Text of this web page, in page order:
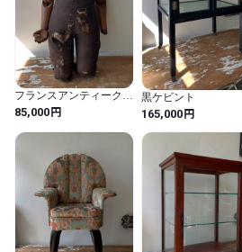
フランスアンティークマ
ネキン
85,000円
黒ケビント
165,000円